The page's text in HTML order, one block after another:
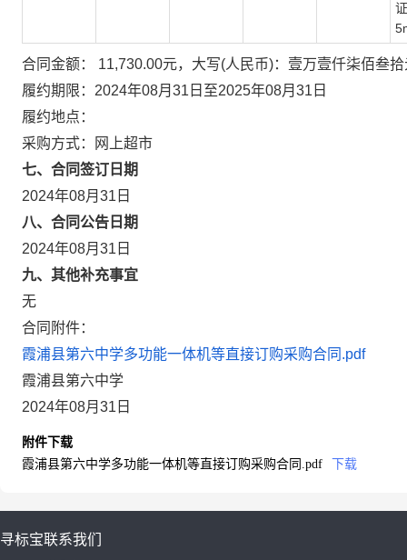
合同金额： 11,730.00元，大写(人民币)：壹万壹仟柒佰叁
履约期限：2024年08月31日至2025年08月31日
履约地点：
采购方式：网上超市
七、合同签订日期
2024年08月31日
八、合同公告日期
2024年08月31日
九、其他补充事宜
无
合同附件：
霞浦县第六中学多功能一体机等直接订购采购合同.pdf
霞浦县第六中学
2024年08月31日
附件下载
霞浦县第六中学多功能一体机等直接订购采购合同.pdf
下载
寻标宝联系我们